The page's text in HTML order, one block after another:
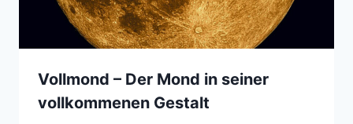
Vollmond – Der Mond in seiner
vollkommenen Gestalt